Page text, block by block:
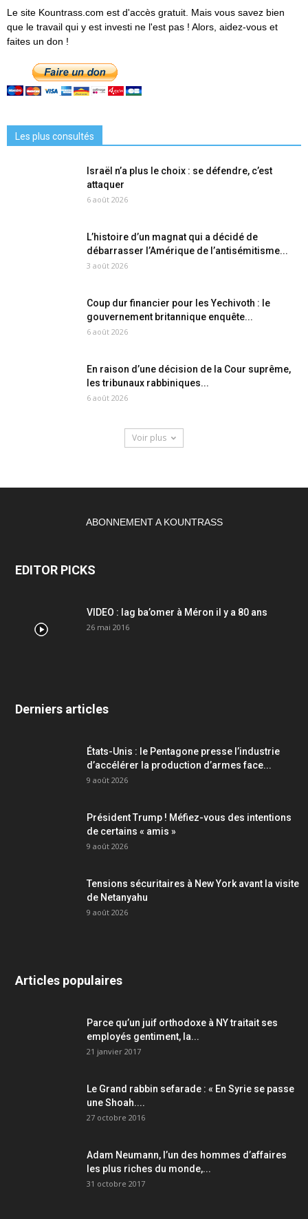
Le site Kountrass.com est d'accès gratuit. Mais vous savez bien
que le travail qui y est investi ne l'est pas ! Alors, aidez-vous et
faites un don !
Les plus consultés
Israël n’a plus le choix : se défendre, c’est
attaquer
6 août 2026
L’histoire d’un magnat qui a décidé de
débarrasser l’Amérique de l’antisémitisme...
3 août 2026
Coup dur financier pour les Yechivoth : le
gouvernement britannique enquête...
6 août 2026
En raison d’une décision de la Cour suprême,
les tribunaux rabbiniques...
6 août 2026
Voir plus
ABONNEMENT A KOUNTRASS
EDITOR PICKS
VIDEO : lag ba’omer à Méron il y a 80 ans
26 mai 2016
Derniers articles
États-Unis : le Pentagone presse l’industrie
d’accélérer la production d’armes face...
9 août 2026
Président Trump ! Méfiez-vous des intentions
de certains « amis »
9 août 2026
Tensions sécuritaires à New York avant la visite
de Netanyahu
9 août 2026
Articles populaires
Parce qu’un juif orthodoxe à NY traitait ses
employés gentiment, la...
21 janvier 2017
Le Grand rabbin sefarade : « En Syrie se passe
une Shoah....
27 octobre 2016
Adam Neumann, l’un des hommes d’affaires
les plus riches du monde,...
31 octobre 2017